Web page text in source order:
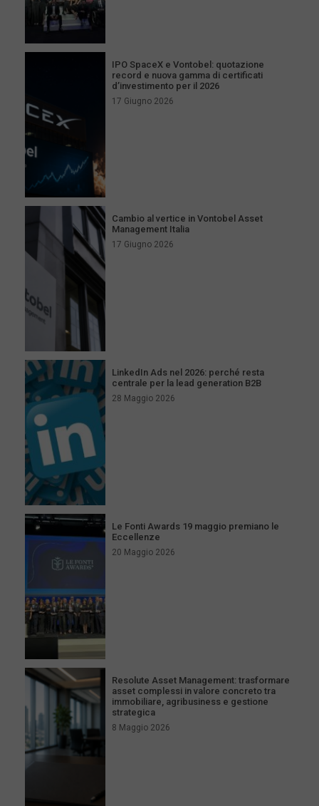
IPO SpaceX e Vontobel: quotazione
record e nuova gamma di certificati
d’investimento per il 2026
17 Giugno 2026
Cambio al vertice in Vontobel Asset
Management Italia
17 Giugno 2026
LinkedIn Ads nel 2026: perché resta
centrale per la lead generation B2B
28 Maggio 2026
Le Fonti Awards 19 maggio premiano le
Eccellenze
20 Maggio 2026
Resolute Asset Management: trasformare
asset complessi in valore concreto tra
immobiliare, agribusiness e gestione
strategica
8 Maggio 2026